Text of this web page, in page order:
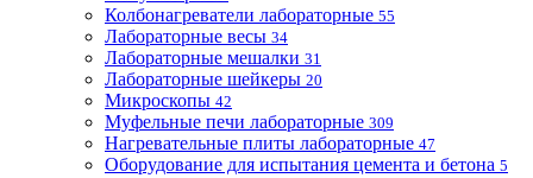
Колбонагреватели лабораторные 55
Лабораторные весы 34
Лабораторные мешалки 31
Лабораторные шейкеры 20
Микроскопы 42
Муфельные печи лабораторные 309
Нагревательные плиты лабораторные 47
Оборудование для испытания цемента и бетона 5